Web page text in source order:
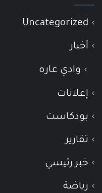
Uncategorized
أخبار
وادي عاره
إعلانات
بودكاست
تقارير
خبر رئيسي
رياضة